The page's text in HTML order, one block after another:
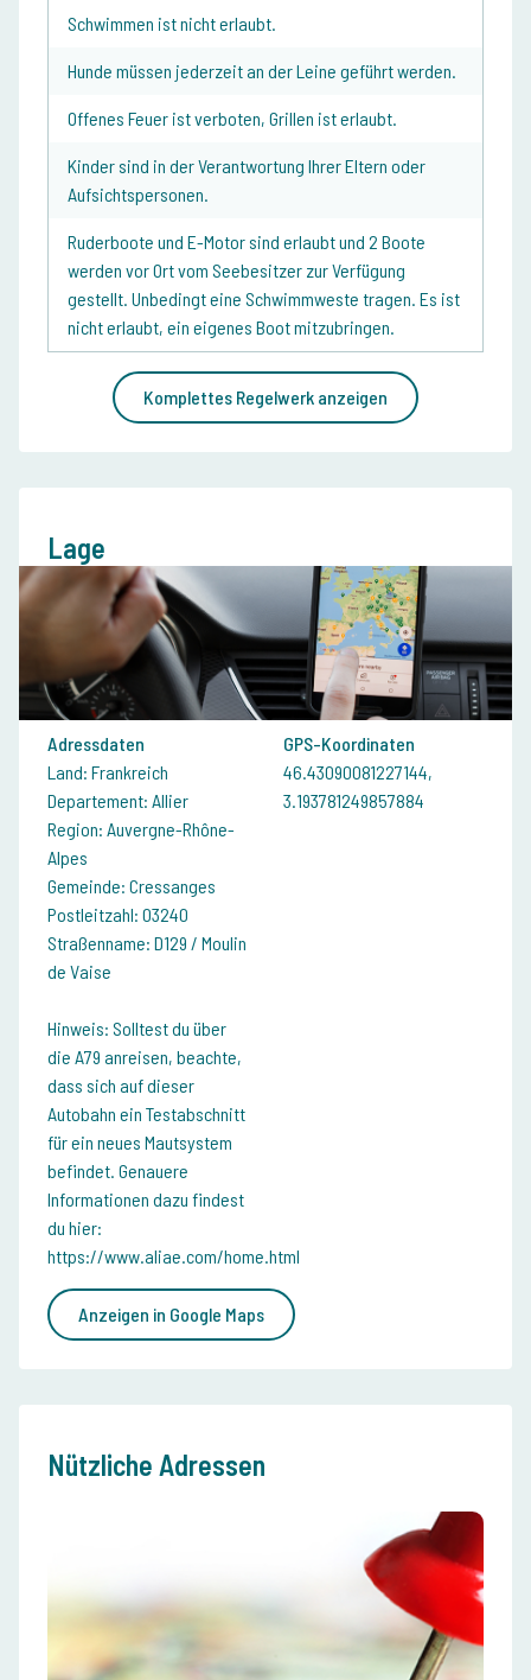
Schwimmen ist nicht erlaubt.
Hunde müssen jederzeit an der Leine geführt werden.
Offenes Feuer ist verboten, Grillen ist erlaubt.
Kinder sind in der Verantwortung Ihrer Eltern oder
Aufsichtspersonen.
Ruderboote und E-Motor sind erlaubt und 2 Boote
werden vor Ort vom Seebesitzer zur Verfügung
gestellt. Unbedingt eine Schwimmweste tragen. Es ist
nicht erlaubt, ein eigenes Boot mitzubringen.
Komplettes Regelwerk anzeigen
Lage
Adressdaten
Land: Frankreich
Departement: Allier
Region: Auvergne-Rhône-
Alpes
Gemeinde: Cressanges
Postleitzahl: 03240
Straßenname: D129 / Moulin
de Vaise
Hinweis: Solltest du über
die A79 anreisen, beachte,
dass sich auf dieser
Autobahn ein Testabschnitt
für ein neues Mautsystem
befindet. Genauere
Informationen dazu findest
du hier:
https://www.aliae.com/home.html
GPS-Koordinaten
46.43090081227144,
3.193781249857884
Anzeigen in Google Maps
Nützliche Adressen